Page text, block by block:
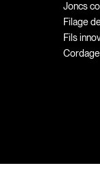
Joncs
Filage
Fils